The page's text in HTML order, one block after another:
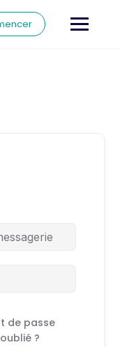
de passe
oublié ?